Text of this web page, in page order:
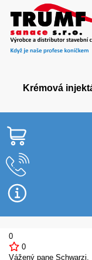
Krémová
0
0
Vážený pane Schwarzi,